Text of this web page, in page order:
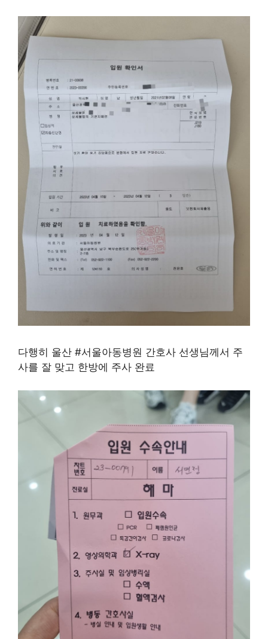
다행히 울산 #서울아동병원 간호사 선생님께서 주
사를 잘 맞고 한방에 주사 완료